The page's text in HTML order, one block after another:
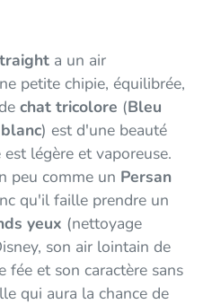
a un air
petite chipie, équilibrée,
chat tricolore (Bleu
) est d'une beauté
légère et vaporeuse.
peu comme un Persan
qu'il faille prendre un
yeux (nettoyage
son air lointain de
fée et son caractère sans
qui aura la chance de